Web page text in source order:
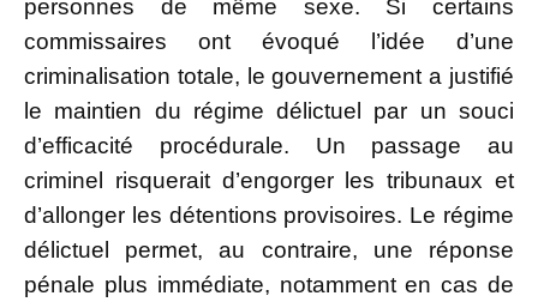
personnes de même sexe. Si certains
commissaires ont évoqué l’idée d’une
criminalisation totale, le gouvernement a justifié
le maintien du régime délictuel par un souci
d’efficacité procédurale. Un passage au
criminel risquerait d’engorger les tribunaux et
d’allonger les détentions provisoires. Le régime
délictuel permet, au contraire, une réponse
pénale plus immédiate, notamment en cas de